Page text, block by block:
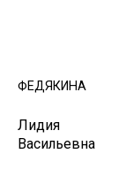
ФЕДЯКИНА
Лидия
Васильевна